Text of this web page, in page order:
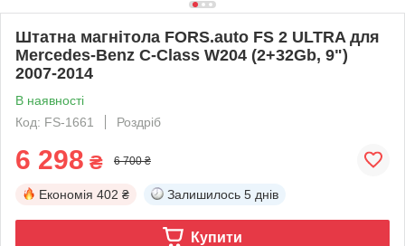
Штатна магнітола FORS.auto FS 2 ULTRA для
Mercedes-Benz C-Class W204 (2+32Gb, 9")
2007-2014
В наявності
Код: FS-1661
Роздріб
6 298 ₴ 6 700 ₴
Економія 402 ₴ Залишилось 5 днів
Купити